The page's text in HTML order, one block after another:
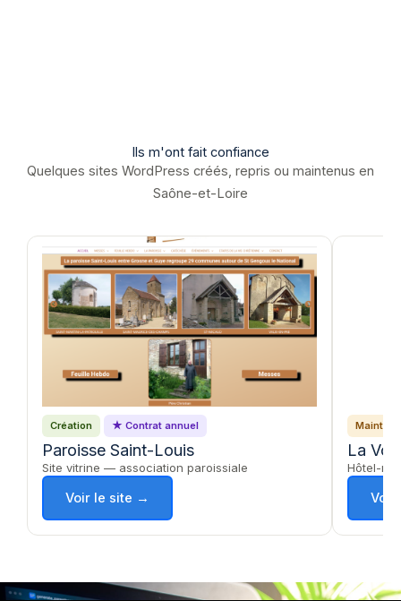
Ils m'ont fait confiance
Quelques sites WordPress créés, repris ou maintenus en
Saône-et-Loire
Création ★ Contrat annuel
Paroisse Saint-Louis
Site vitrine — association paroissiale
Voir le site →
La
Hôtel-